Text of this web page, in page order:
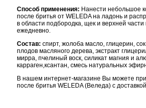
Способ применения: Нанести небольшое
после бритья от WELEDA на ладонь и
в области подбородка, щек и верхней
ежедневно.
Состав: спирт, жолоба масло, глицерин,
плодов масляного дерева, экстракт
мирра, пчелиный воск, силикат магния и
карраген,ксантан, смесь натуральных
В нашем интернет-магазине Вы можете
после бритья WELEDA (Веледа) с